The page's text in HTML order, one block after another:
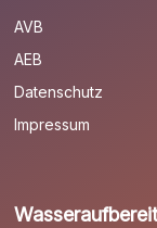
AVB
AEB
Datenschutz
Impressum